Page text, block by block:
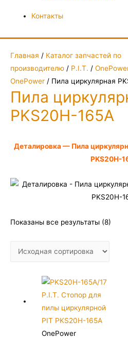
Контакты
Главная / Каталог запчастей по
производителю / P.I.T. /
OnePower / Пила циркулярная
Пила
PKS20H-165A
Деталировка — Пила
PKS20H-
Показаны все результаты (8)
OnePower